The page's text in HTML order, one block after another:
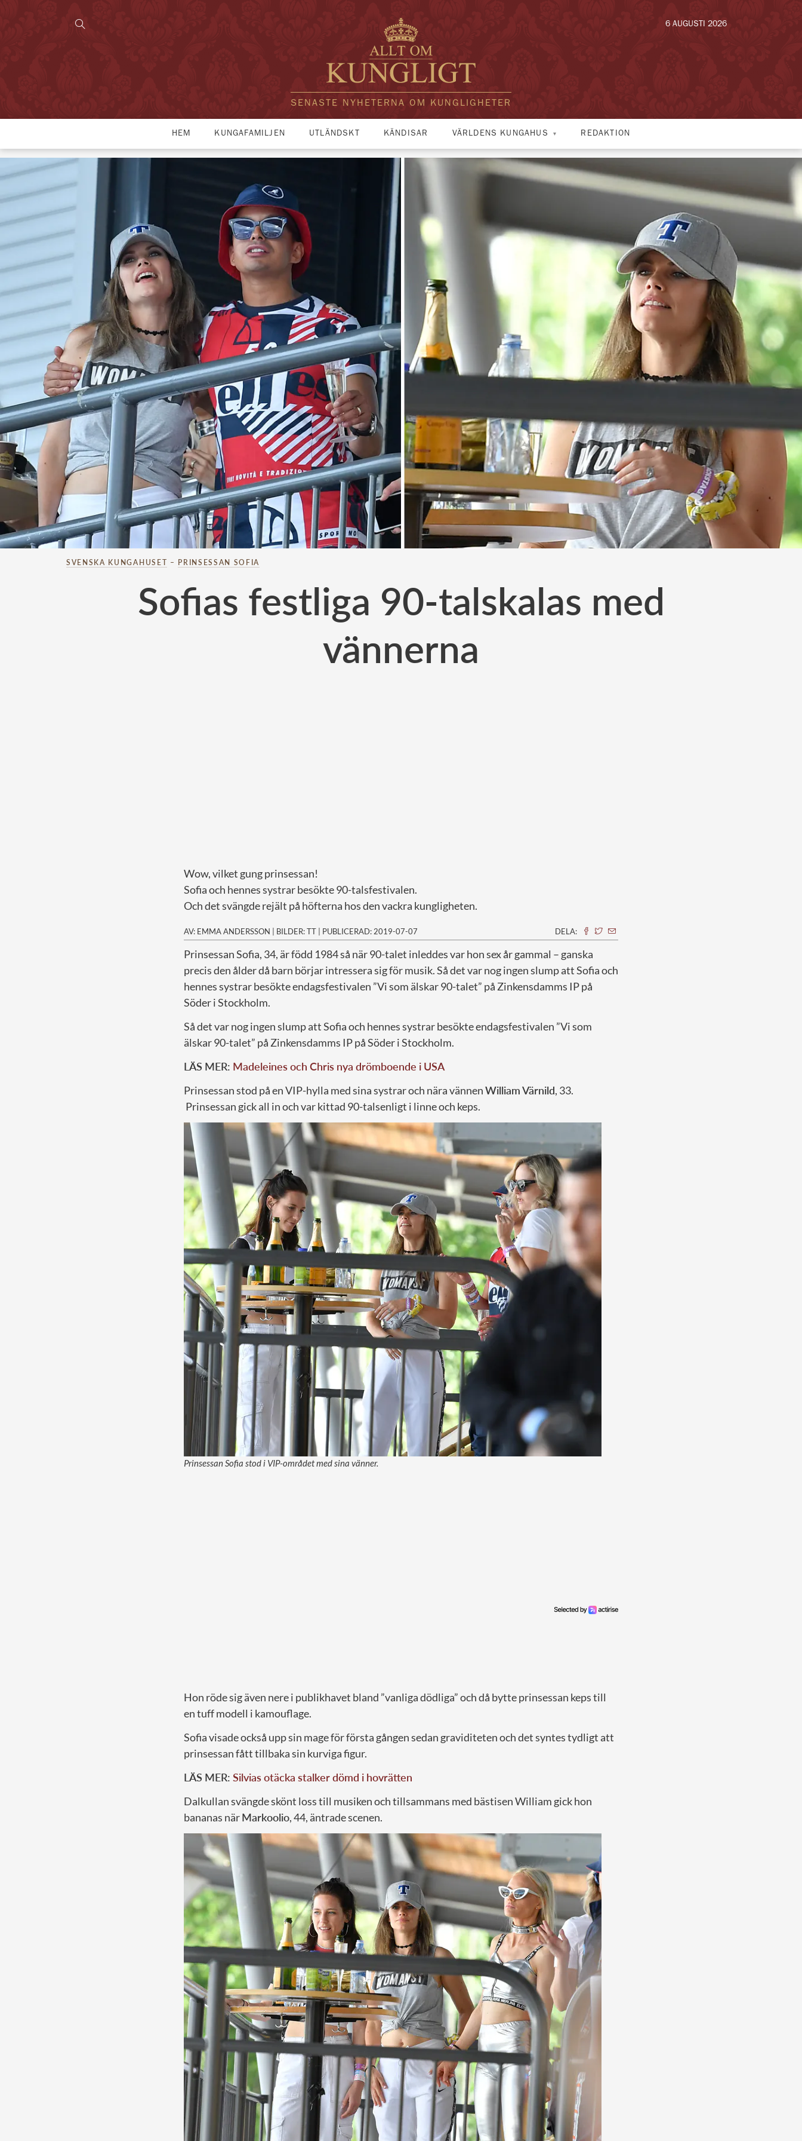
SENASTE NYHETERNA OM KUNGLIGHETER
6 AUGUSTI 2026
HEM KUNGAFAMILJEN UTLÄNDSKT KÄNDISAR VÄRLDENS KUNGAHUS REDAKTION
SVENSKA KUNGAHUSET – PRINSESSAN SOFIA
Sofias festliga 90-talskalas med
vännerna
Wow, vilket gung prinsessan!
Sofia och hennes systrar besökte 90-talsfestivalen.
Och det svängde rejält på höfterna hos den vackra kungligheten.
AV: EMMA ANDERSSON | BILDER: TT | PUBLICERAD: 2019-07-07 DELA:
Prinsessan Sofia, 34, är född 1984 så när 90-talet inleddes var hon sex år gammal – ganska
precis den ålder då barn börjar intressera sig för musik. Så det var nog ingen slump att Sofia och
hennes systrar besökte endagsfestivalen ”Vi som älskar 90-talet” på Zinkensdamms IP på
Söder i Stockholm.
Så det var nog ingen slump att Sofia och hennes systrar besökte endagsfestivalen ”Vi som
älskar 90-talet” på Zinkensdamms IP på Söder i Stockholm.
LÄS MER: Madeleines och Chris nya drömboende i USA
Prinsessan stod på en VIP-hylla med sina systrar och nära vännenWilliamVärnild, 33.
Prinsessan gick all in och var kittad 90-talsenligt i linne och keps.
Prinsessan Sofia stod i VIP-området med sina vänner.
Hon röde sig även nere i publikhavet bland ”vanliga dödliga” och då bytte prinsessan keps till
en tuff modell i kamouflage.
Sofia visade också upp sin mage för första gången sedan graviditeten och det syntes tydligt att
prinsessan fått tillbaka sin kurviga figur.
LÄS MER: Silvias otäcka stalker dömd i hovrätten
Dalkullan svängde skönt loss till musiken och tillsammans med bästisen William gick hon
bananas närMarkoolio, 44, äntrade scenen.